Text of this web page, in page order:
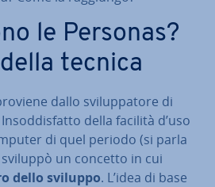
le Personas?
tecnica
dallo svi­lup­pa­to­re di
della facilità d’uso
di quel periodo (si parla
sviluppò un concetto in cui
dello sviluppo. L’idea di base